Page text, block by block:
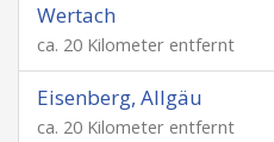
Wertach
ca. 20 Kilometer entfernt
Eisenberg, Allgäu
ca. 20 Kilometer entfernt